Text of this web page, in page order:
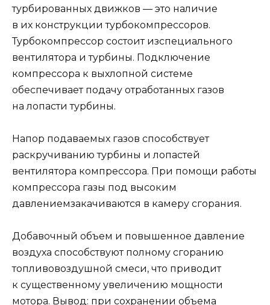
турбированных движков — это наличие
в их конструкции турбокомпрессоров.
Турбокомпрессор состоит изспециального
вентилятора и турбины. Подключение
компрессора к выхлопной системе
обеспечивает подачу отработанных газов
на лопасти турбины.
Напор подаваемых газов способствует
раскручиванию турбины и лопастей
вентилятора компрессора. При помощи работы
компрессора газы под высоким
давлениемзакачиваются в камеру сгорания.
Добавочный объем и повышенное давление
воздуха способствуют полному сгоранию
топливовоздушной смеси, что приводит
к существенному увеличению мощности
мотора. Вывод: при сохранении объема